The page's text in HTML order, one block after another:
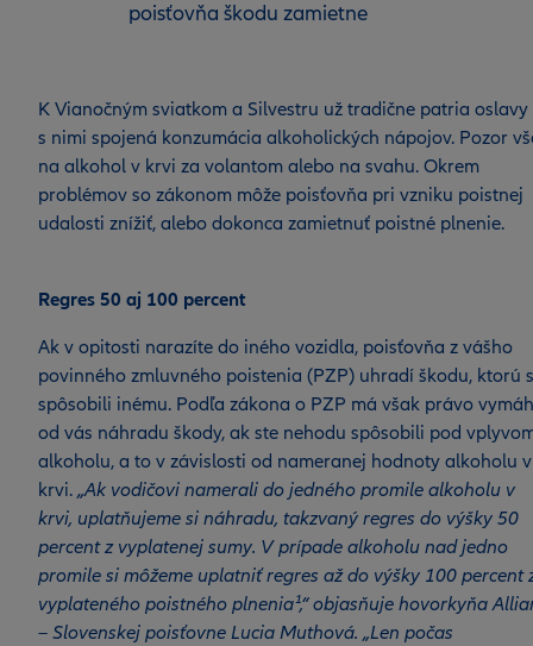
poisťovňa škodu zamietne
K Vianočným sviatkom a Silvestru už tradične patria oslavy
s nimi spojená konzumácia alkoholických nápojov. Pozor
na alkohol v krvi za volantom alebo na svahu. Okrem
problémov so zákonom môže poisťovňa pri vzniku poistnej
udalosti znížiť, alebo dokonca zamietnuť poistné plnenie.
Regres 50 aj 100 percent
Ak v opitosti narazíte do iného vozidla, poisťovňa z vášho
povinného zmluvného poistenia (PZP) uhradí škodu, ktorú
spôsobili inému. Podľa zákona o PZP má však právo
od vás náhradu škody, ak ste nehodu spôsobili pod
alkoholu, a to v závislosti od nameranej hodnoty alkoholu v
krvi. „Ak vodičovi namerali do jedného promile alkoholu v
krvi, uplatňujeme si náhradu, takzvaný regres do výšky 50
percent z vyplatenej sumy. V prípade alkoholu nad jedno
promile si môžeme uplatniť regres až do výšky 100 percent
vyplateného poistného plnenia¹,“ objasňuje hovorkyňa
– Slovenskej poisťovne Lucia Muthová. „Len počas